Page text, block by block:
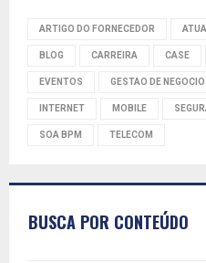
ARTIGO DO FORNECEDOR
BLOG CARREIRA CASE
EVENTOS GESTAO DE
INTERNET MOBILE
SOA BPM TELECOM
BUSCA POR CONTEÚDO